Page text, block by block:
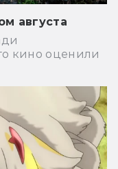
августа
кино оценили